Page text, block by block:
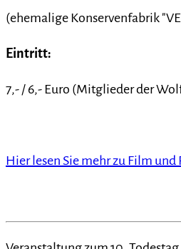
(ehemalige Konservenfabrik
Eintritt:
7,- / 6,- Euro (Mitglieder der
Hier lesen Sie mehr zu Film und